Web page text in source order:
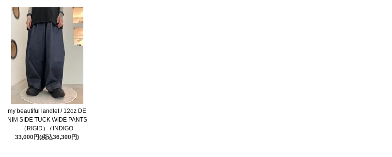
my beautiful landlet / 12oz DE
NIM SIDE TUCK WIDE PANTS
（RIGID） / INDIGO
33,000円(税込36,300円)